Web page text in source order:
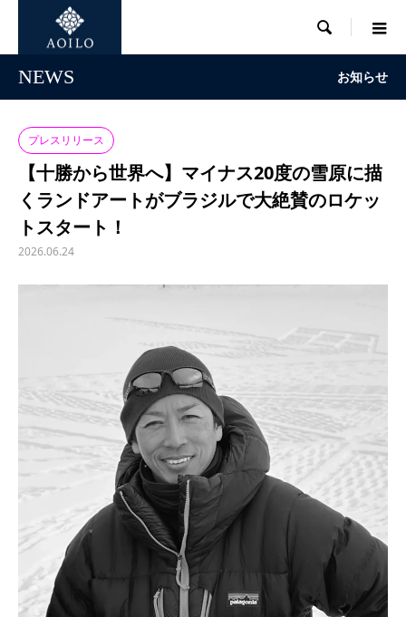

NEWS お知らせ
プレスリリース
【十勝から世界へ】マイナス20度の雪原に描
くランドアートがブラジルで大絶賛のロケッ
トスタート！
2026.06.24